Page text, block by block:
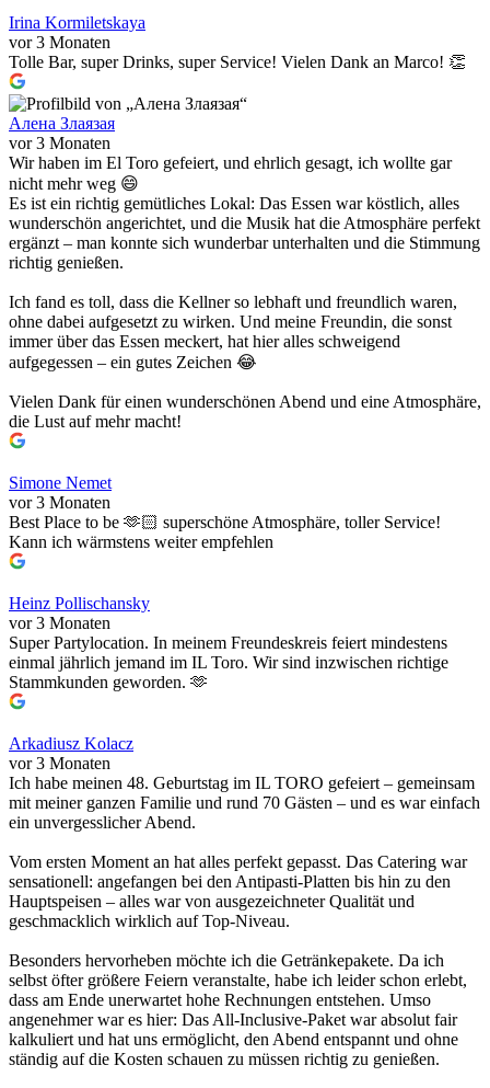
Irina Kormiletskaya
vor 3 Monaten
Tolle Bar, super Drinks, super Service! Vielen Dank an Marco! 👏
Алена Злаязая
vor 3 Monaten
Wir haben im El Toro gefeiert, und ehrlich gesagt, ich wollte gar
nicht mehr weg 😄
Es ist ein richtig gemütliches Lokal: Das Essen war köstlich, alles
wunderschön angerichtet, und die Musik hat die Atmosphäre perfekt
ergänzt – man konnte sich wunderbar unterhalten und die Stimmung
richtig genießen.
Ich fand es toll, dass die Kellner so lebhaft und freundlich waren,
ohne dabei aufgesetzt zu wirken. Und meine Freundin, die sonst
immer über das Essen meckert, hat hier alles schweigend
aufgegessen – ein gutes Zeichen 😂
Vielen Dank für einen wunderschönen Abend und eine Atmosphäre,
die Lust auf mehr macht!
Simone Nemet
vor 3 Monaten
Best Place to be 🫶🏻 superschöne Atmosphäre, toller Service!
Kann ich wärmstens weiter empfehlen
Heinz Pollischansky
vor 3 Monaten
Super Partylocation. In meinem Freundeskreis feiert mindestens
einmal jährlich jemand im IL Toro. Wir sind inzwischen richtige
Stammkunden geworden. 🫶
Arkadiusz Kolacz
vor 3 Monaten
Ich habe meinen 48. Geburtstag im IL TORO gefeiert – gemeinsam
mit meiner ganzen Familie und rund 70 Gästen – und es war einfach
ein unvergesslicher Abend.
Vom ersten Moment an hat alles perfekt gepasst. Das Catering war
sensationell: angefangen bei den Antipasti-Platten bis hin zu den
Hauptspeisen – alles war von ausgezeichneter Qualität und
geschmacklich wirklich auf Top-Niveau.
Besonders hervorheben möchte ich die Getränkepakete. Da ich
selbst öfter größere Feiern veranstalte, habe ich leider schon erlebt,
dass am Ende unerwartet hohe Rechnungen entstehen. Umso
angenehmer war es hier: Das All-Inclusive-Paket war absolut fair
kalkuliert und hat uns ermöglicht, den Abend entspannt und ohne
ständig auf die Kosten schauen zu müssen richtig zu genießen.